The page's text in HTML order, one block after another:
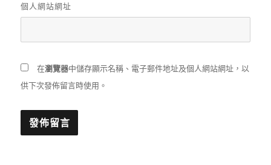
個人網站網址
在瀏覽器中儲存顯示名稱、電子郵件地址及個人網站網址，以
供下次發佈留言時使用。